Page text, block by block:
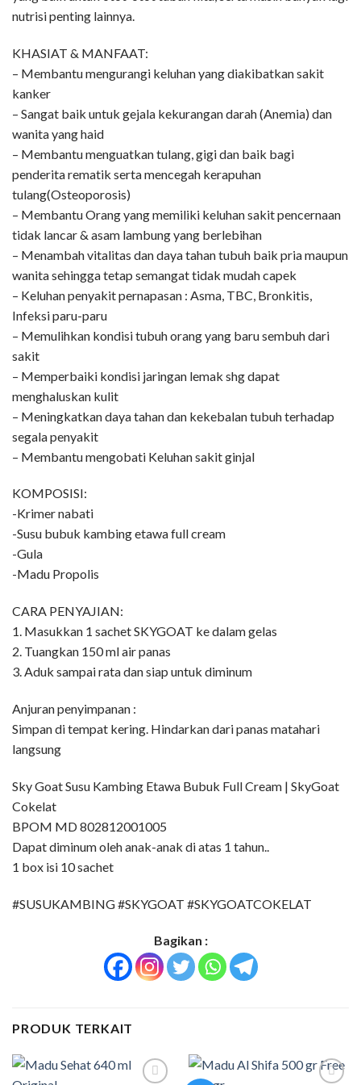
nutrisi penting lainnya.
KHASIAT & MANFAAT:
– Membantu mengurangi keluhan yang diakibatkan sakit
kanker
– Sangat baik untuk gejala kekurangan darah (Anemia) dan
wanita yang haid
– Membantu menguatkan tulang, gigi dan baik bagi
penderita rematik serta mencegah kerapuhan
tulang(Osteoporosis)
– Membantu Orang yang memiliki keluhan sakit pencernaan
tidak lancar & asam lambung yang berlebihan
– Menambah vitalitas dan daya tahan tubuh baik pria maupun
wanita sehingga tetap semangat tidak mudah capek
– Keluhan penyakit pernapasan : Asma, TBC, Bronkitis,
Infeksi paru-paru
– Memulihkan kondisi tubuh orang yang baru sembuh dari
sakit
– Memperbaiki kondisi jaringan lemak shg dapat
menghaluskan kulit
– Meningkatkan daya tahan dan kekebalan tubuh terhadap
segala penyakit
– Membantu mengobati Keluhan sakit ginjal
KOMPOSISI:
-Krimer nabati
-Susu bubuk kambing etawa full cream
-Gula
-Madu Propolis
CARA PENYAJIAN:
1. Masukkan 1 sachet SKYGOAT ke dalam gelas
2. Tuangkan 150 ml air panas
3. Aduk sampai rata dan siap untuk diminum
Anjuran penyimpanan :
Simpan di tempat kering. Hindarkan dari panas matahari
langsung
Sky Goat Susu Kambing Etawa Bubuk Full Cream | SkyGoat
Cokelat
BPOM MD 802812001005
Dapat diminum oleh anak-anak di atas 1 tahun..
1 box isi 10 sachet
#SUSUKAMBING #SKYGOAT #SKYGOATCOKELAT
Bagikan :
PRODUK TERKAIT